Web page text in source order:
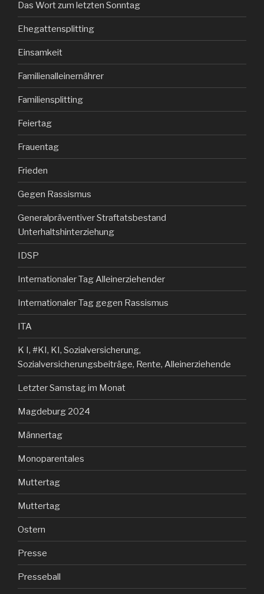
Das Wort zum letzten Sonntag
Ehegattensplitting
Einsamkeit
Familienalleinernährer
Familiensplitting
Feiertag
Frauentag
Frieden
Gegen Rassismus
Generalpräventiver Straftatsbestand
Unterhaltshinterziehung
IDSP
Internationaler Tag Alleinerziehender
Internationaler Tag gegen Rassismus
ITA
K I, #KI, KI, Sozialversicherung,
Sozialversicherungsbeiträge, Rente, Alleinerziehende
Letzter Samstag im Monat
Magdeburg 2024
Männertag
Monoparentales
Muttertag
Muttertag
Ostern
Presse
Presseball